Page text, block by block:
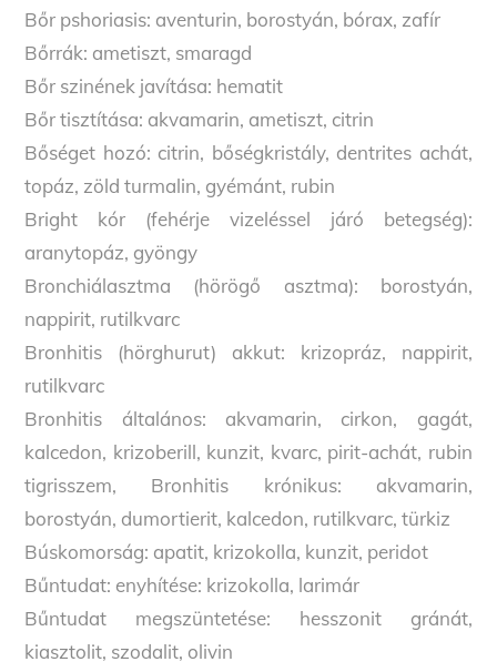
Bőr pshoriasis: aventurin, borostyán, bórax, zafír
Bőrrák: ametiszt, smaragd
Bőr szinének javítása: hematit
Bőr tisztítása: akvamarin, ametiszt, citrin
Bőséget hozó: citrin, bőségkristály, dentrites achát,
topáz, zöld turmalin, gyémánt, rubin
Bright kór (fehérje vizeléssel járó betegség):
aranytopáz, gyöngy
Bronchiálasztma (hörögő asztma): borostyán,
nappirit, rutilkvarc
Bronhitis (hörghurut) akkut: krizopráz, nappirit,
rutilkvarc
Bronhitis általános: akvamarin, cirkon, gagát,
kalcedon, krizoberill, kunzit, kvarc, pirit-achát, rubin
tigrisszem, Bronhitis krónikus: akvamarin,
borostyán, dumortierit, kalcedon, rutilkvarc, türkiz
Búskomorság: apatit, krizokolla, kunzit, peridot
Bűntudat: enyhítése: krizokolla, larimár
Bűntudat megszüntetése: hesszonit gránát,
kiasztolit, szodalit, olivin